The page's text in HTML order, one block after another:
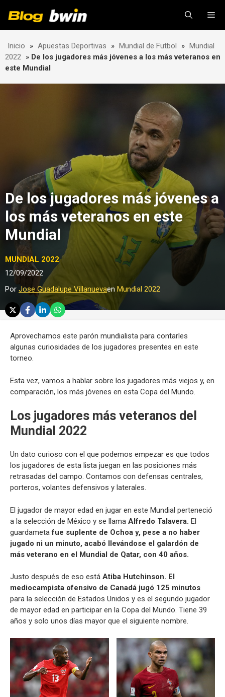
Inicio » Apuestas Deportivas » Mundial de Futbol » Mundial
2022 » De los jugadores más jóvenes a los más veteranos en
este Mundial
De los jugadores más jóvenes a
los más veteranos en este
Mundial
MUNDIAL 2022
12/09/2022
Por Jose Guadalupe Villanuevaen Mundial 2022
Aprovechamos este parón mundialista para contarles
algunas curiosidades de los jugadores presentes en este
torneo.
Esta vez, vamos a hablar sobre los jugadores más viejos y, en
comparación, los más jóvenes en esta Copa del Mundo.
Los jugadores más veteranos del
Mundial 2022
Un dato curioso con el que podemos empezar es que todos
los jugadores de esta lista juegan en las posiciones más
retrasadas del campo. Contamos con defensas centrales,
porteros, volantes defensivos y laterales.
El jugador de mayor edad en jugar en este Mundial perteneció
a la selección de México y se llama Alfredo Talavera. El
guardametafue suplente de Ochoa y, pese a no haber
jugado ni un minuto, acabó llevándose el galardón de
más veterano en el Mundial de Qatar, con 40 años.
Justo después de eso está Atiba Hutchinson. El
mediocampista ofensivo de Canadá jugó 125 minutos
para la selección de Estados Unidos y es el segundo jugador
de mayor edad en participar en la Copa del Mundo. Tiene 39
años y solo unos días mayor que el siguiente nombre.